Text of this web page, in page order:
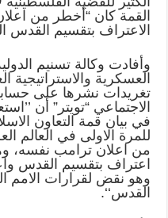
القمة كان “أخطر من
الاعتراف بتقسيم القدس
وأفادت وكالة تسنيم
العسكرية
تغريدات نشرها على
الاجتماعي “تويتر” أن
في بيان قمة التعاون
للمرة الاولى في العالم
من اعلان ترامب نفسه،
اعتراف بتقسيم القدس
وهو نقض لقرارات الامم
القدس‘‘.